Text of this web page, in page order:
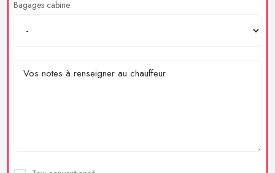
Bagages cabine